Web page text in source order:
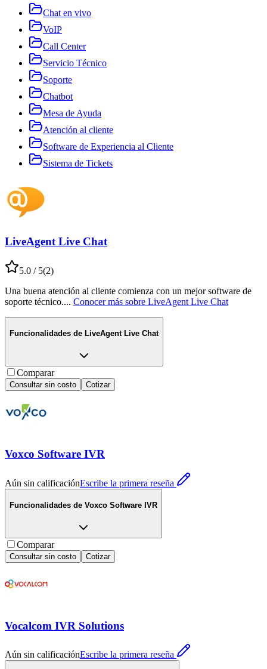
Chat en vivo
VoIP
Call Center
Servicio Técnico
Soporte
Chatbot
Mesa de Ayuda
Atención al cliente
Software de Experiencia al Cliente
Sistema de Tickets
LiveAgent Live Chat
5.0 / 5(2)
Una buena atención al cliente comienza con un mejor software de
soporte técnico.... Conocer más sobre LiveAgent Live Chat
Funcionalidades de LiveAgent Live Chat
Comparar
Consultar sin costo Cotizar
Voxco Software IVR
Aún sin calificaciónEscribe la primera reseña
Funcionalidades de Voxco Software IVR
Comparar
Consultar sin costo Cotizar
Vocalcom IVR Solutions
Aún sin calificaciónEscribe la primera reseña